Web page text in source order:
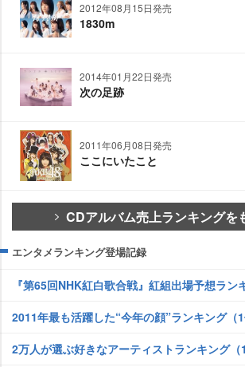
2012年08月15日発売
1830m
2014年01月22日発売
次の足跡
2011年06月08日発売
ここにいたこと
CDアルバム売上ランキングを
エンタメランキング登場記録
『第65回NHK紅白歌合戦』紅組出場予想ラン
2011年最も活躍した“今年の顔”ランキング（1
2万人が選ぶ好きなアーティストランキング（